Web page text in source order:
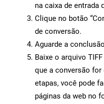
na caixa de entrada
Clique no botão
de conversão.
Aguarde a
Baixe o arquivo
que a conversão for
etapas, você pode
páginas da web no